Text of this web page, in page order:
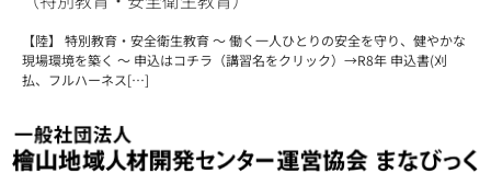
【陸】 特別教育・安全衛生教育 ～ 働く一人ひとりの安全を守り、健やかな
現場環境を築く ～ 申込はコチラ（講習名をクリック）→R8年 申込書(刈
払、フルハーネス[…]